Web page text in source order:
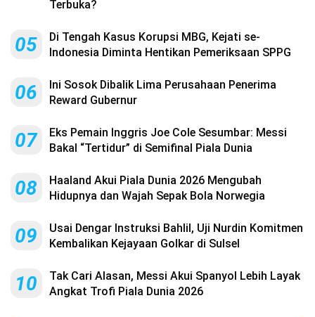
Terbuka?
05
Di Tengah Kasus Korupsi MBG, Kejati se-
Indonesia Diminta Hentikan Pemeriksaan SPPG
06
Ini Sosok Dibalik Lima Perusahaan Penerima
Reward Gubernur
07
Eks Pemain Inggris Joe Cole Sesumbar: Messi
Bakal “Tertidur” di Semifinal Piala Dunia
08
Haaland Akui Piala Dunia 2026 Mengubah
Hidupnya dan Wajah Sepak Bola Norwegia
09
Usai Dengar Instruksi Bahlil, Uji Nurdin Komitmen
Kembalikan Kejayaan Golkar di Sulsel
10
Tak Cari Alasan, Messi Akui Spanyol Lebih Layak
Angkat Trofi Piala Dunia 2026